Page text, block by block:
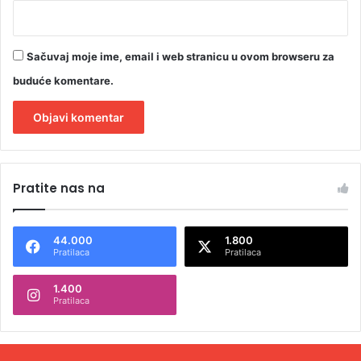
Sačuvaj moje ime, email i web stranicu u ovom browseru za
buduće komentare.
t
n
t
Pratite nas na
44.000
Pratilaca
1.800
Pratilaca
1.400
Pratilaca